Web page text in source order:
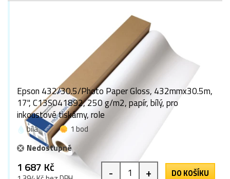
Epson 432/30.5/Photo Paper Gloss, 432mmx30.5m,
17", C13S041892, 250 g/m2, papír, bílý, pro
inkoustové tiskárny, role
bílá
1 bod
Nedostupné
1 687 Kč - + DO KOŠÍKU